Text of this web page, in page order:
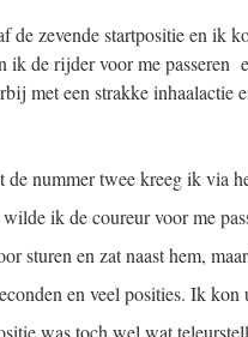
de zevende startpositie en ik
de rijder voor me passeren
met een strakke inhaalactie
nummer twee kreeg ik via
ik de coureur voor me
sturen en zat naast hem,
en veel posities. Ik
was toch wel wat